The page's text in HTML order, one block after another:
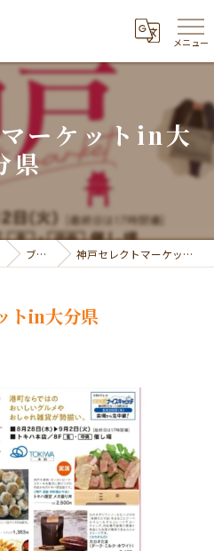
メニュー
ーケットin大
県
ブログ 神戸セレクトマーケットin大分県
トin大分県